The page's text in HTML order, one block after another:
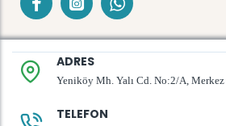
ADRES
Yeniköy Mh. Yalı Cd. No:2/A,
TELEFON